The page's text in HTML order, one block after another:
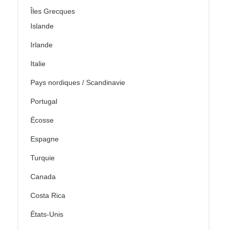
Îles Grecques
Islande
Irlande
Italie
Pays nordiques / Scandinavie
Portugal
Écosse
Espagne
Turquie
Canada
Costa Rica
États-Unis